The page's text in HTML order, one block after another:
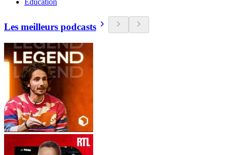
Education
Les meilleurs podcasts